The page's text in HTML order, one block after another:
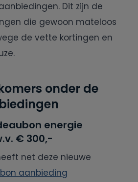
Dit zijn de
die gewoon mateloos
de vette kortingen en
onder de
energie
€ 300,-
net deze nieuwe
aanbieding